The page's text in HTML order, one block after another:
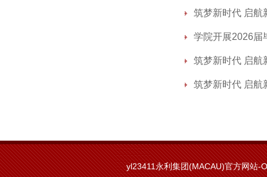
筑梦新时代 启
学院开展2026届
筑梦新时代 启
筑梦新时代 启
yl23411永利集团(MACAU)官方网站-